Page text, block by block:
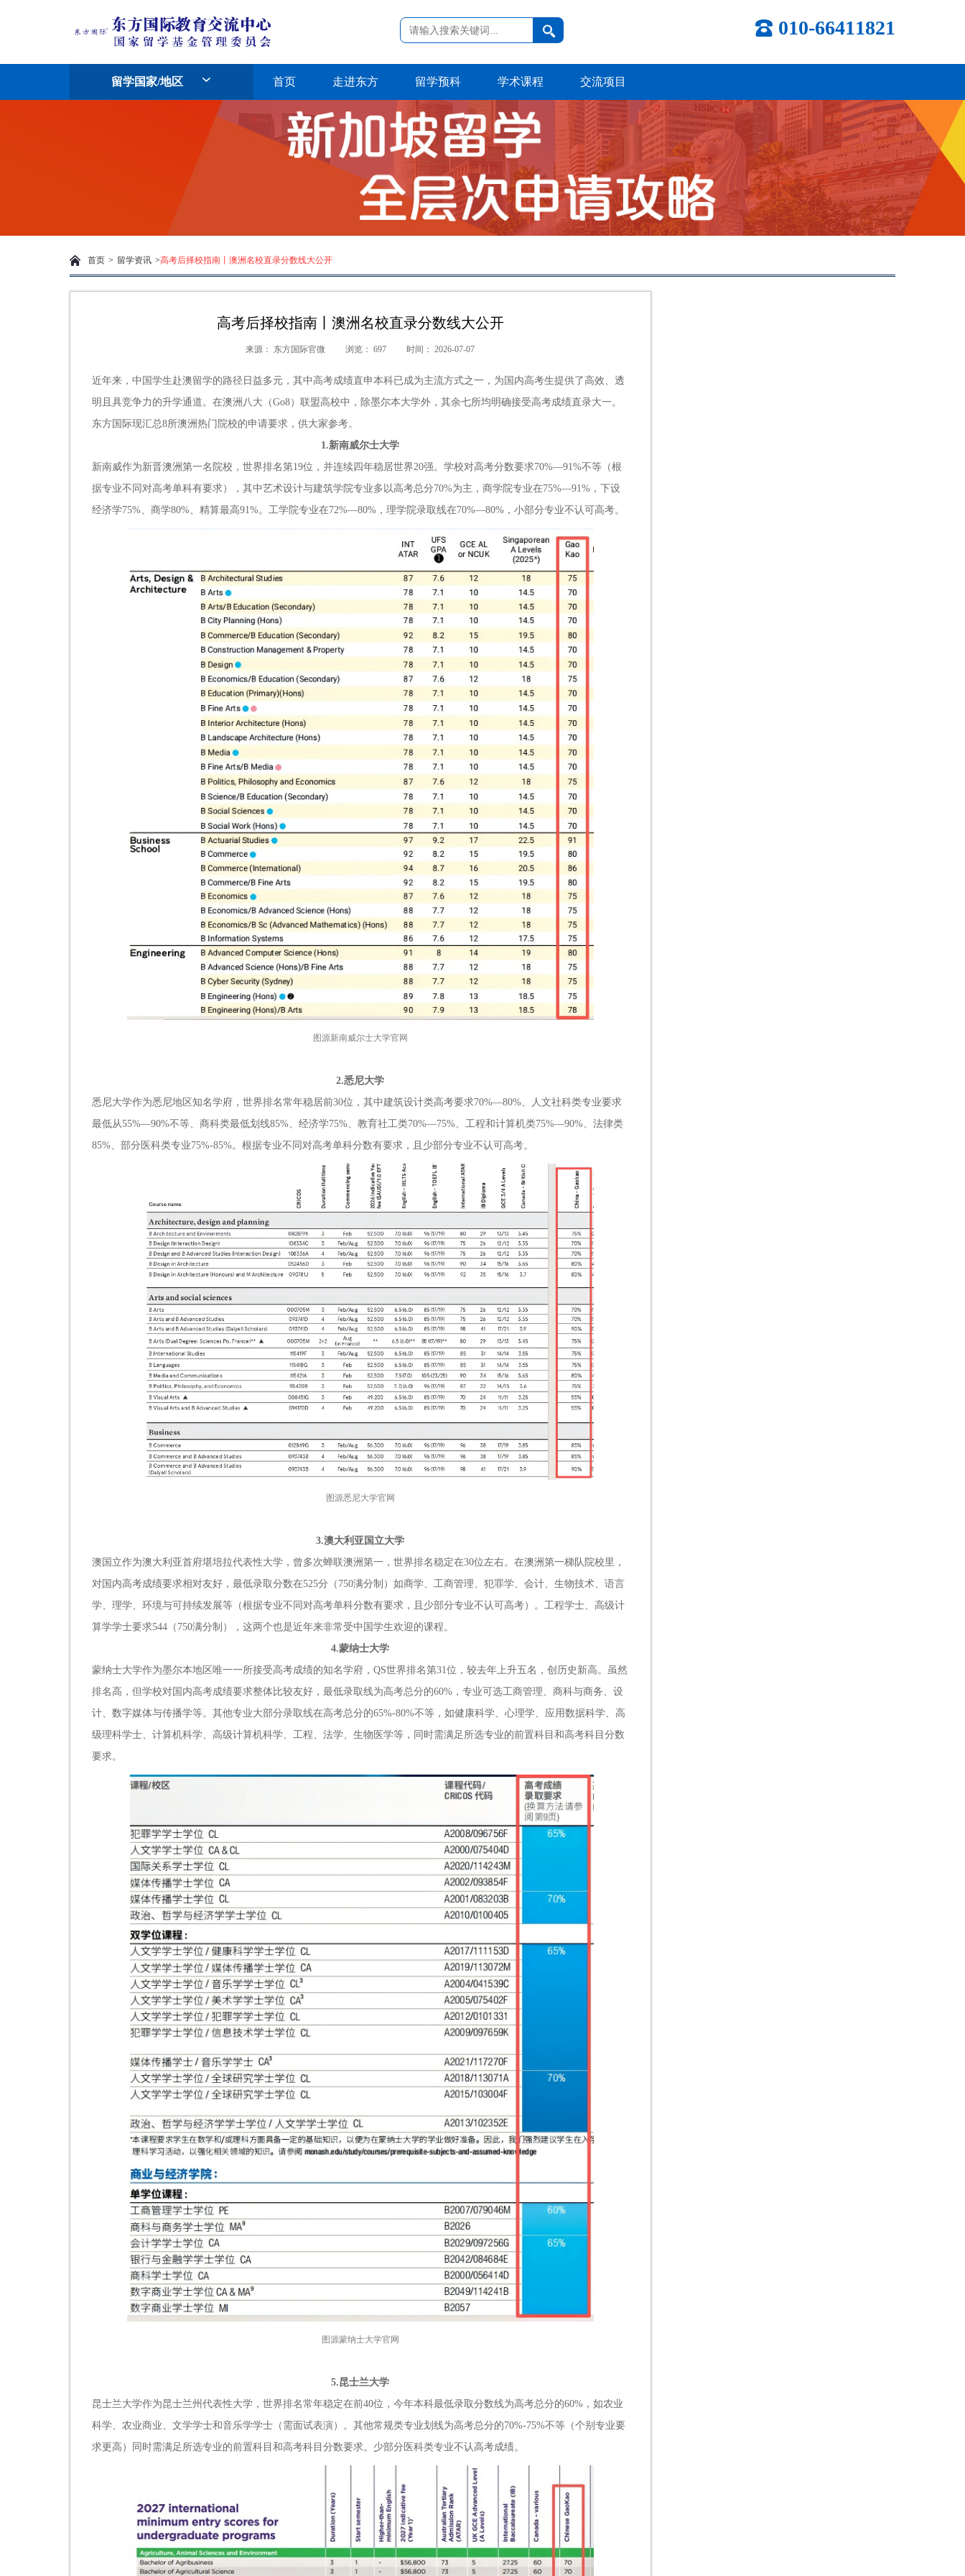
010-66411821
留学国家/地区 首页 走进东方 留学预科 学术课程 交流项目
首页 > 留学资讯 >高考后择校指南丨澳洲名校直录分数线大公开
高考后择校指南丨澳洲名校直录分数线大公开
来源： 东方国际官微 浏览： 697 时间： 2026-07-07
近年来，中国学生赴澳留学的路径日益多元，其中高考成绩直申本科已成为主流方式之一，为国内高考生提供了高效、透
明且具竞争力的升学通道。在澳洲八大（Go8）联盟高校中，除墨尔本大学外，其余七所均明确接受高考成绩直录大一。
东方国际现汇总8所澳洲热门院校的申请要求，供大家参考。
1.新南威尔士大学
新南威作为新晋澳洲第一名院校，世界排名第19位，并连续四年稳居世界20强。学校对高考分数要求70%—91%不等（根
据专业不同对高考单科有要求），其中艺术设计与建筑学院专业多以高考总分70%为主，商学院专业在75%—91%，下设
经济学75%、商学80%、精算最高91%。工学院专业在72%—80%，理学院录取线在70%—80%，小部分专业不认可高考。
图源新南威尔士大学官网
2.悉尼大学
悉尼大学作为悉尼地区知名学府，世界排名常年稳居前30位，其中建筑设计类高考要求70%—80%、人文社科类专业要求
最低从55%—90%不等、商科类最低划线85%、经济学75%、教育社工类70%—75%、工程和计算机类75%—90%、法律类
85%、部分医科类专业75%-85%。根据专业不同对高考单科分数有要求，且少部分专业不认可高考。
图源悉尼大学官网
3.澳大利亚国立大学
澳国立作为澳大利亚首府堪培拉代表性大学，曾多次蝉联澳洲第一，世界排名稳定在30位左右。在澳洲第一梯队院校里，
对国内高考成绩要求相对友好，最低录取分数在525分（750满分制）如商学、工商管理、犯罪学、会计、生物技术、语言
学、理学、环境与可持续发展等（根据专业不同对高考单科分数有要求，且少部分专业不认可高考）。工程学士、高级计
算学学士要求544（750满分制），这两个也是近年来非常受中国学生欢迎的课程。
4.蒙纳士大学
蒙纳士大学作为墨尔本地区唯一一所接受高考成绩的知名学府，QS世界排名第31位，较去年上升五名，创历史新高。虽然
排名高，但学校对国内高考成绩要求整体比较友好，最低录取线为高考总分的60%，专业可选工商管理、商科与商务、设
计、数字媒体与传播学等。其他专业大部分录取线在高考总分的65%-80%不等，如健康科学、心理学、应用数据科学、高
级理科学士、计算机科学、高级计算机科学、工程、法学、生物医学等，同时需满足所选专业的前置科目和高考科目分数
要求。
图源蒙纳士大学官网
5.昆士兰大学
昆士兰大学作为昆士兰州代表性大学，世界排名常年稳定在前40位，今年本科最低录取分数线为高考总分的60%，如农业
科学、农业商业、文学学士和音乐学学士（需面试表演）。其他常规类专业划线为高考总分的70%-75%不等（个别专业要
求更高）同时需满足所选专业的前置科目和高考科目分数要求。少部分医科类专业不认高考成绩。